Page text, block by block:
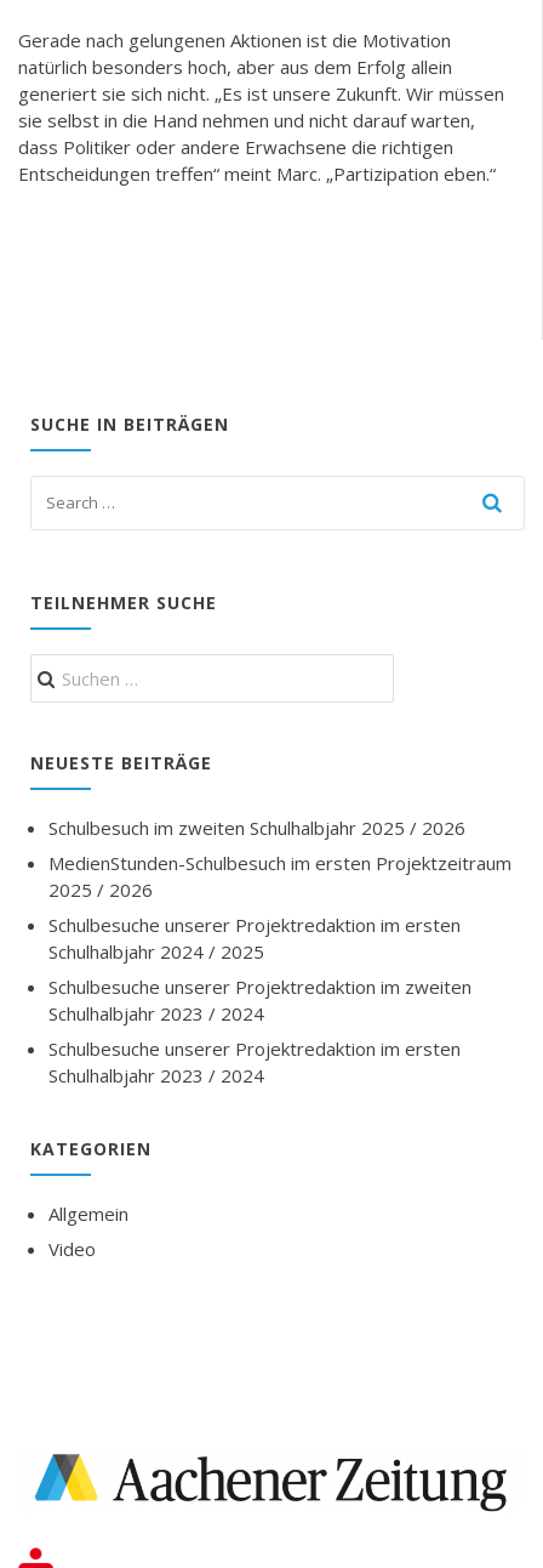
Gerade nach gelungenen Aktionen ist die Motivation
natürlich besonders hoch, aber aus dem Erfolg allein
generiert sie sich nicht. „Es ist unsere Zukunft. Wir müssen
sie selbst in die Hand nehmen und nicht darauf warten,
dass Politiker oder andere Erwachsene die richtigen
Entscheidungen treffen“ meint Marc. „Partizipation eben.“
SUCHE IN BEITRÄGEN
TEILNEHMER SUCHE
Suchen
nach:
NEUESTE BEITRÄGE
Schulbesuch im zweiten Schulhalbjahr 2025 / 2026
MedienStunden-Schulbesuch im ersten Projektzeitraum
2025 / 2026
Schulbesuche unserer Projektredaktion im ersten
Schulhalbjahr 2024 / 2025
Schulbesuche unserer Projektredaktion im zweiten
Schulhalbjahr 2023 / 2024
Schulbesuche unserer Projektredaktion im ersten
Schulhalbjahr 2023 / 2024
KATEGORIEN
Allgemein
Video